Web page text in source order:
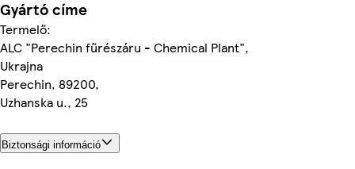
Gyártó címe
Termelő:
ALC "Perechin fűrészáru - Chemical Plant",
Ukrajna
Perechin, 89200,
Uzhanska u., 25
Biztonsági információ